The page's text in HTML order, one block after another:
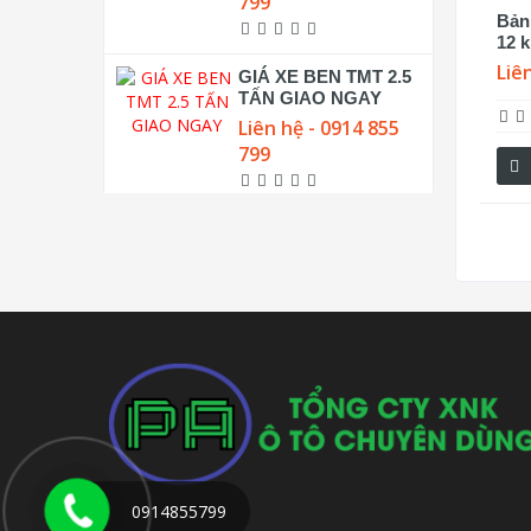
GIÁ XE BEN TMT 2.5
TẤN GIAO NGAY
Liên hệ - 0914 855
799
12
0914855799